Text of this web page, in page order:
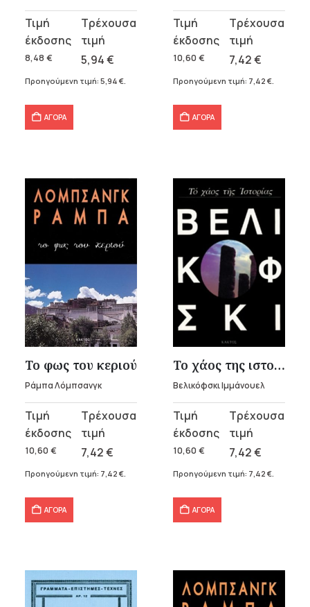
8,48 €
Original
price
was:
8,48 €.
5,94€
Η
τρέχουσα
τιμή
είναι:
Προηγούμενη τιμή: 5,94 €.
ΑΓΟΡΑ
10,60 €
Original
price
was:
10,60 €.
7,42€
Η
τρέχουσα
τιμή
είναι:
Προηγούμενη τιμή: 7,42 €.
ΑΓΟΡΑ
Το φως του κεριού
Ράμπα Λόμπσανγκ
10,60 €
Original
price
was:
10,60 €.
7,42€
Η
τρέχουσα
τιμή
Προηγούμενη τιμή: 7,42 €
ΑΓΟΡΑ
Το χάος της ιστορίας
Βελικόφσκι Ιμμάνουελ
10,60 €
Original
price
was:
10,60 €.
7,42€
Η
τρέχουσα
τιμή
Προηγούμενη τιμή: 7,42 €
ΑΓΟΡΑ